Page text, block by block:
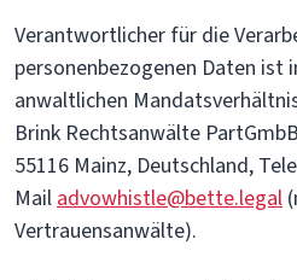
Verantwortlicher für die
personenbezogenen Daten ist
anwaltlichen
Brink Rechtsanwälte
55116 Mainz, Deutschland,
Mail advowhistle@bette.legal
Vertrauensanwälte).